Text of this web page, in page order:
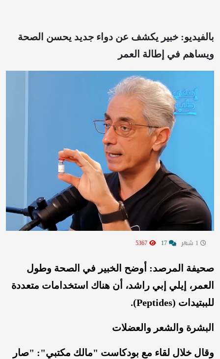
بالفيديو: خبير يكشف عن دواء جديد يحسن الصحة
ويساهم في إطالة العمر
صحيفة المرصد: أوضح الخبير في الصحة وطول
العمر، إيلي إبي راشد، أن هناك استخدامات متعددة
للببتيدات (Peptides).
البشرة والشعر والعضلات
وقال خلال لقاء مع بودكاست "مالك مكتبي": "صار